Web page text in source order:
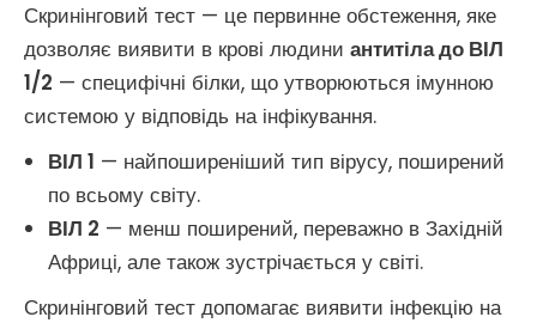
Скринінговий тест — це первинне обстеження, яке
дозволяє виявити в крові людини антитіла до ВІЛ
1/2 — специфічні білки, що утворюються імунною
системою у відповідь на інфікування.
ВІЛ 1 — найпоширеніший тип вірусу, поширений
по всьому світу.
ВІЛ 2 — менш поширений, переважно в Західній
Африці, але також зустрічається у світі.
Скринінговий тест допомагає виявити інфекцію на